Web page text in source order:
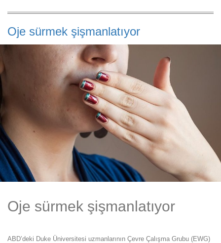
Oje sürmek şişmanlatıyor
Oje sürmek şişmanlatıyor
ABD’deki Duke Üniversitesi uzmanlarının Çevre Çalışma Grubu (EWG)